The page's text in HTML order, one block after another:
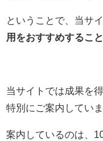
ということで、当サ
用をおすすめするこ
当サイトでは成果を
特別にご案内していま
案内しているのは、